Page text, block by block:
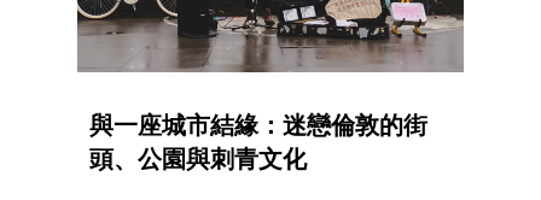
與一座城市結緣：迷戀倫敦的街
頭、公園與刺青文化